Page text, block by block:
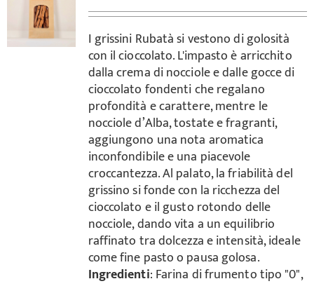
I grissini Rubatà si vestono di golosità
con il cioccolato. L'impasto è arricchito
dalla crema di nocciole e dalle gocce di
cioccolato fondenti che regalano
profondità e carattere, mentre le
nocciole d’Alba, tostate e fragranti,
aggiungono una nota aromatica
inconfondibile e una piacevole
croccantezza. Al palato, la friabilità del
grissino si fonde con la ricchezza del
cioccolato e il gusto rotondo delle
nocciole, dando vita a un equilibrio
raffinato tra dolcezza e intensità, ideale
come fine pasto o pausa golosa.
Ingredienti: Farina di frumento tipo "0",